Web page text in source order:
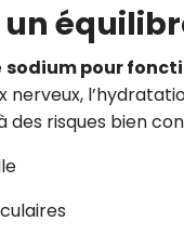
un
sodium pour
nerveux,
des risques bien